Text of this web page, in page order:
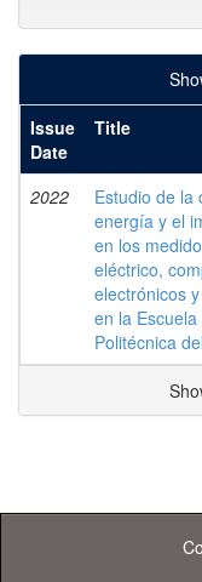
Issue
Date
Title
2022
Estudio de la
energía y el
en los
eléctrico,
electrónicos
en la
Politécnica